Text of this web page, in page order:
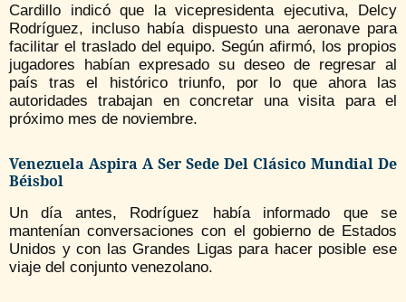
Cardillo indicó que la vicepresidenta ejecutiva, Delcy
Rodríguez, incluso había dispuesto una aeronave para
facilitar el traslado del equipo. Según afirmó, los propios
jugadores habían expresado su deseo de regresar al
país tras el histórico triunfo, por lo que ahora las
autoridades trabajan en concretar una visita para el
próximo mes de noviembre.
Venezuela Aspira A Ser Sede Del Clásico Mundial De
Béisbol
Un día antes, Rodríguez había informado que se
mantenían conversaciones con el gobierno de Estados
Unidos y con las Grandes Ligas para hacer posible ese
viaje del conjunto venezolano.